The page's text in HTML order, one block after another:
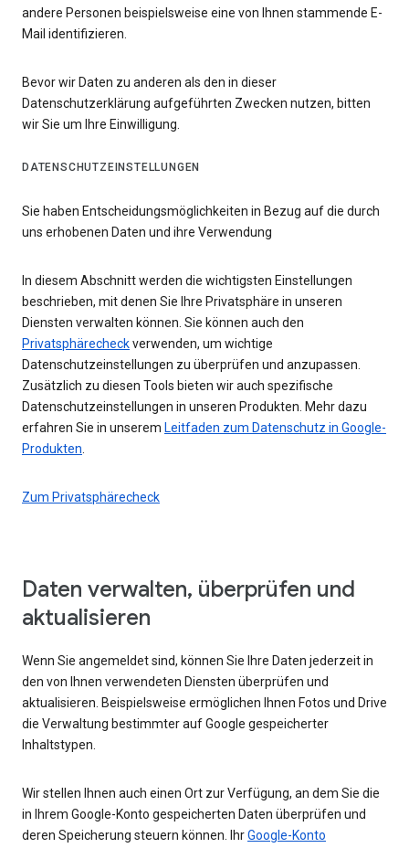
andere Personen beispielsweise eine von Ihnen stammende E-
Mail identifizieren.
Bevor wir Daten zu anderen als den in dieser
Datenschutzerklärung aufgeführten Zwecken nutzen, bitten
wir Sie um Ihre Einwilligung.
DATENSCHUTZEINSTELLUNGEN
Sie haben Entscheidungsmöglichkeiten in Bezug auf die durch
uns erhobenen Daten und ihre Verwendung
In diesem Abschnitt werden die wichtigsten Einstellungen
beschrieben, mit denen Sie Ihre Privatsphäre in unseren
Diensten verwalten können. Sie können auch den
Privatsphärecheckverwenden, um wichtige
Datenschutzeinstellungen zu überprüfen und anzupassen.
Zusätzlich zu diesen Tools bieten wir auch spezifische
Datenschutzeinstellungen in unseren Produkten. Mehr dazu
erfahren Sie in unserem Leitfaden zum Datenschutz in Google-
Produkten
Zum Privatsphärecheck
Daten verwalten, überprüfen und
aktualisieren
Wenn Sie angemeldet sind, können Sie Ihre Daten jederzeit in
den von Ihnen verwendeten Diensten überprüfen und
aktualisieren. Beispielsweise ermöglichen Ihnen Fotos und Drive
die Verwaltung bestimmter auf Google gespeicherter
Inhaltstypen.
Wir stellen Ihnen auch einen Ort zur Verfügung, an dem Sie die
in Ihrem Google-Konto gespeicherten Daten überprüfen und
deren Speicherung steuern können. IhrGoogle-Konto